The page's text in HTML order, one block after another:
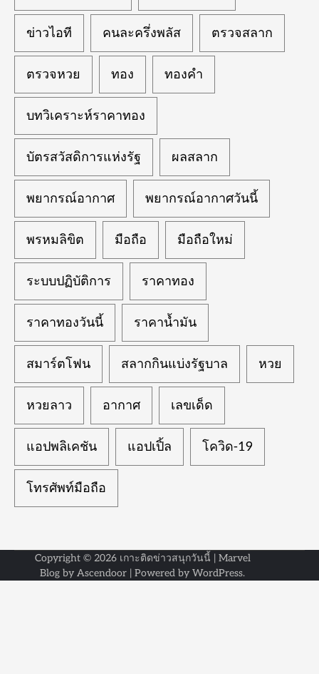
ข่าวไอที คนละครึ่งพลัส ตรวจสลาก
ตรวจหวย ทอง ทองคำ
บทวิเคราะห์ราคาทอง
บัตรสวัสดิการแห่งรัฐ ผลสลาก
พยากรณ์อากาศ พยากรณ์อากาศวันนี้
พรหมลิขิต มือถือ มือถือใหม่
ระบบปฏิบัติการ ราคาทอง
ราคาทองวันนี้ ราคาน้ำมัน
สมาร์ตโฟน สลากกินแบ่งรัฐบาล หวย
หวยลาว อากาศ เลขเด็ด
แอปพลิเคชัน แอปเปิ้ล โควิด-19
โทรศัพท์มือถือ
Copyright © 2026 เกาะติดข่าวสนุกวันนี้ | Marvel
Blog by Ascendoor | Powered by WordPress.